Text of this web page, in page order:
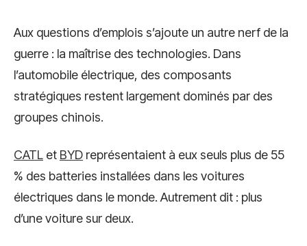
Aux questions d’emplois s’ajoute un autre nerf de la
guerre : la maîtrise des technologies. Dans
l’automobile électrique, des composants
stratégiques restent largement dominés par des
groupes chinois.
CATL et BYD représentaient à eux seuls plus de 55
% des batteries installées dans les voitures
électriques dans le monde. Autrement dit : plus
d’une voiture sur deux.